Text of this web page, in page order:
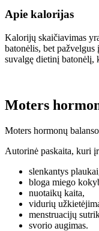
Apie kalorijas
Kalorijų skaičiavimas
batonėlis, bet
suvalgę dietinį batonėlį,
Moters
Moters hormonų
Autorinė paskaita, kuri
slenkantys
bloga miego
nuotaikų kaita,
vidurių
menstruacijų
svorio augimas.